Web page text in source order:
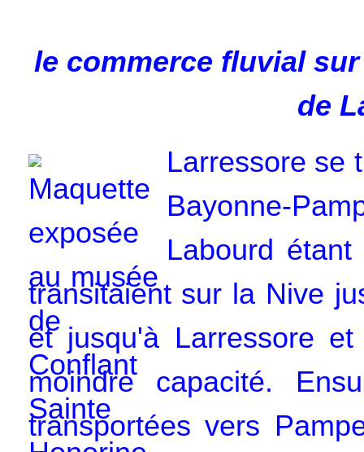
le commerce fluvial
de
Larressore se
Bayonne-
Labourd
transitaient sur la Nive
et jusqu'à Larressore
moindre capacité.
transportées vers